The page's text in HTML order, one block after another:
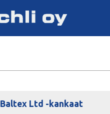
Baltex Ltd -kankaat